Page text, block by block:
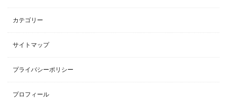
カテゴリー
サイトマップ
プライバシーポリシー
プロフィール